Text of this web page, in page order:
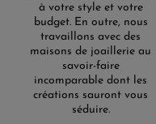
à votre style et votre
budget. En outre, nous
travaillons avec des
maisons de joaillerie au
savoir-faire
incomparable dont les
créations sauront vous
séduire.